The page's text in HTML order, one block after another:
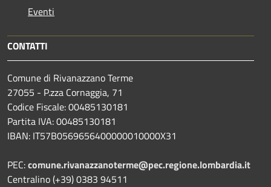
Eventi
CONTATTI
Comune di Rivanazzano Terme
27055 - P.zza Cornaggia, 71
Codice Fiscale: 00485130181
Partita IVA: 00485130181
IBAN: IT57B0569656400000010000X31
PEC:comune.rivanazzanoterme@pec.regione.lombardia.it
Centralino (+39) 0383 94511